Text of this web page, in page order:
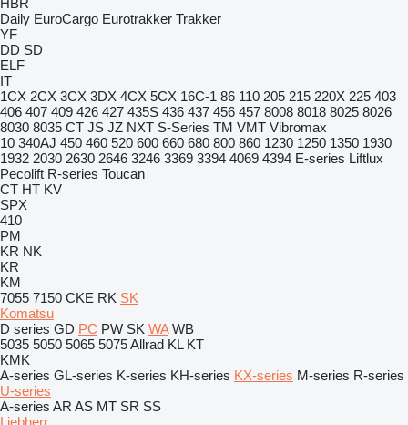
HBR
Daily EuroCargo Eurotrakker Trakker
YF
DD SD
ELF
IT
1CX 2CX 3CX 3DX 4CX 5CX 16C-1 86 110 205 215 220X 225 403
406 407 409 426 427 435S 436 437 456 457 8008 8018 8025 8026
8030 8035 CT JS JZ NXT S-Series TM VMT Vibromax
10 340AJ 450 460 520 600 660 680 800 860 1230 1250 1350 1930
1932 2030 2630 2646 3246 3369 3394 4069 4394 E-series Liftlux
Pecolift R-series Toucan
CT HT KV
SPX
410
PM
KR NK
KR
KM
7055 7150 CKE RK SK
Komatsu
D series GD PC PW SK WA WB
5035 5050 5065 5075Allrad KL KT
KMK
A-series GL-series K-series KH-series KX-series M-series R-series
U-series
A-series AR AS MT SR SS
Liebherr